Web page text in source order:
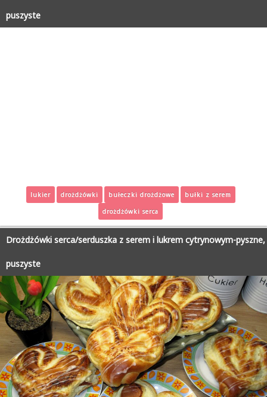
puszyste
lukier drożdżówki bułeczki drożdżowe
bułki z serem
drożdżówki serca
Drożdżówki serca/serduszka z serem i lukrem cytrynowym-pyszne,
puszyste